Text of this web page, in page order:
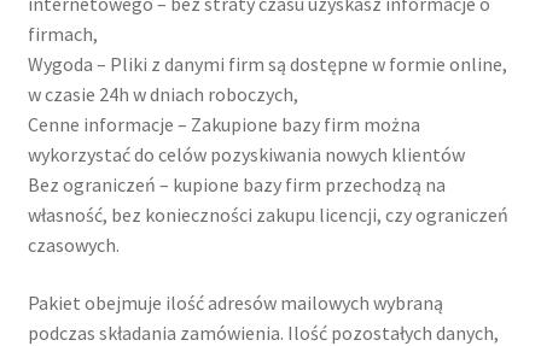
firmach,
Wygoda – Pliki z danymi firm są dostępne w formie online,
w czasie 24h w dniach roboczych,
Cenne informacje – Zakupione bazy firm można
wykorzystać do celów pozyskiwania nowych klientów
Bez ograniczeń – kupione bazy firm przechodzą na
własność, bez konieczności zakupu licencji, czy ograniczeń
czasowych.
Pakiet obejmuje ilość adresów mailowych wybraną
podczas składania zamówienia. Ilość pozostałych danych,